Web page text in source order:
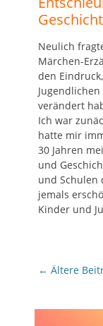
Neulich
Märchen-
den
verändert
Ich war
hatte mir
30 Jahren
und
und Schulen
jemals
Kinder und
← Ältere